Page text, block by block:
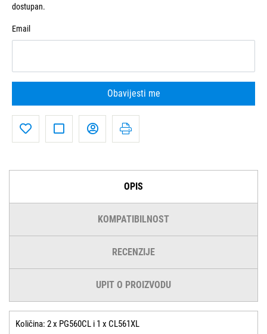
dostupan.
Email
Obavijesti me
OPIS
KOMPATIBILNOST
RECENZIJE
UPIT O PROIZVODU
Količina: 2 x PG560CL i 1 x CL561XL